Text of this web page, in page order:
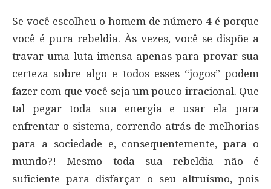
Se você escolheu o homem de número 4 é porque
você é pura rebeldia. Às vezes, você se dispõe a
travar uma luta imensa apenas para provar sua
certeza sobre algo e todos esses “jogos” podem
fazer com que você seja um pouco irracional. Que
tal pegar toda sua energia e usar ela para
enfrentar o sistema, correndo atrás de melhorias
para a sociedade e, consequentemente, para o
mundo?! Mesmo toda sua rebeldia não é
suficiente para disfarçar o seu altruísmo, pois